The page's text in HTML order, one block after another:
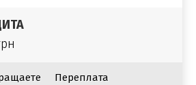
Переплата